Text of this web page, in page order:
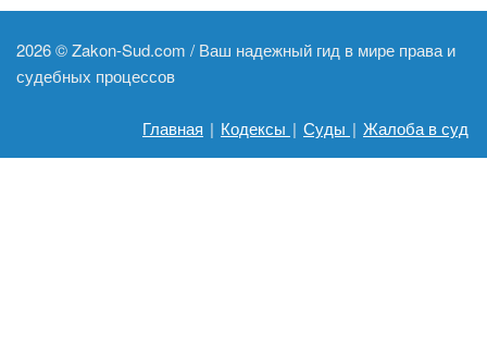
2026 ©Zakon-Sud.com / Ваш надежный гид в мире права и
судебных процессов
Главная | Кодексы | Суды | Жалоба в суд